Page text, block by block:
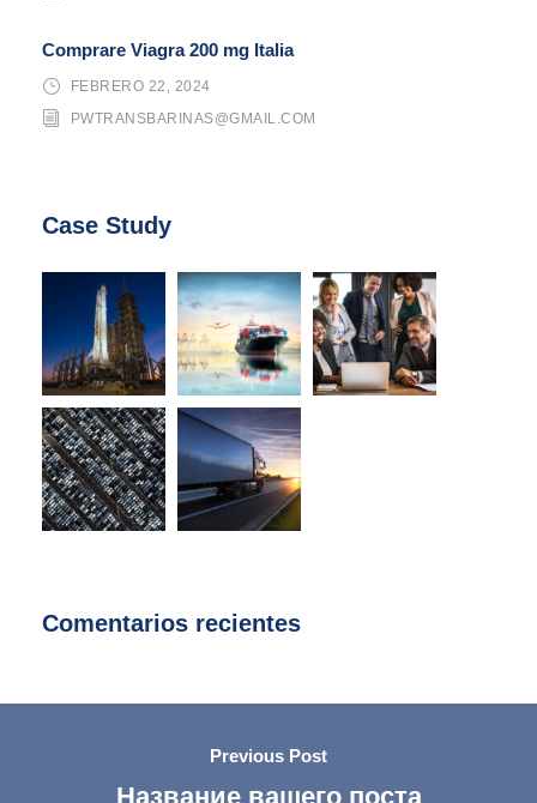
Comprare Viagra 200 mg Italia
FEBRERO 22, 2024
PWTRANSBARINAS@GMAIL.COM
Case Study
Comentarios recientes
Previous Post
Название вашего поста